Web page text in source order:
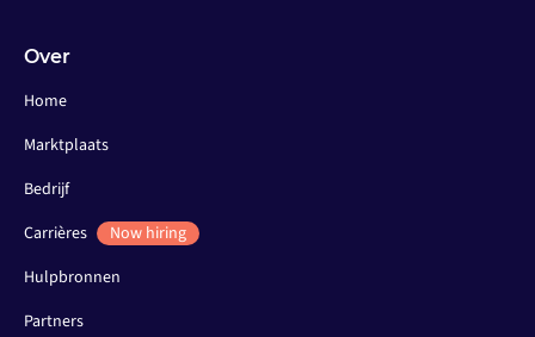
Over
Home
Marktplaats
Bedrijf
Carrières
Now hiring
Hulpbronnen
Partners